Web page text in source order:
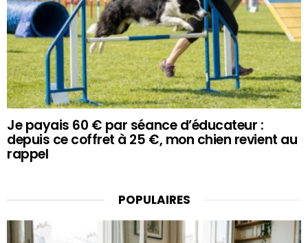
Je payais 60 € par séance d’éducateur :
depuis ce coffret à 25 €, mon chien revient au
rappel
POPULAIRES